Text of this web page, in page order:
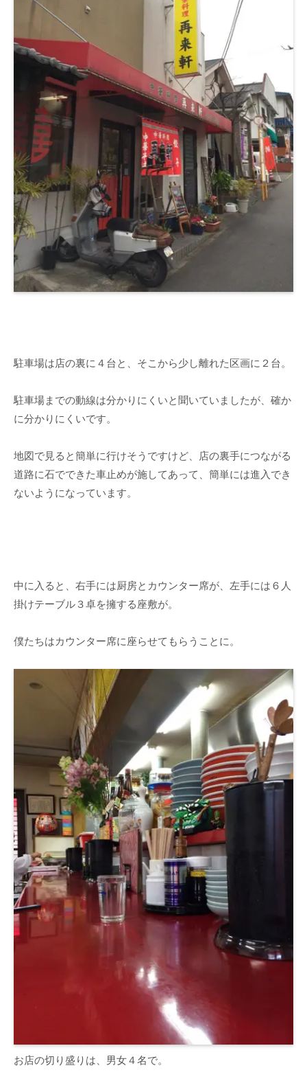
駐車場は店の裏に４台と、そこから少し離れた区画に２台。
駐車場までの動線は分かりにくいと聞いていましたが、確か
に分かりにくいです。
地図で見ると簡単に行けそうですけど、店の裏手につながる
道路に石でできた車止めが施してあって、簡単には進入でき
ないようになっています。
中に入ると、右手には厨房とカウンター席が、左手には６人
掛けテーブル３卓を擁する座敷が。
僕たちはカウンター席に座らせてもらうことに。
お店の切り盛りは、男女４名で。